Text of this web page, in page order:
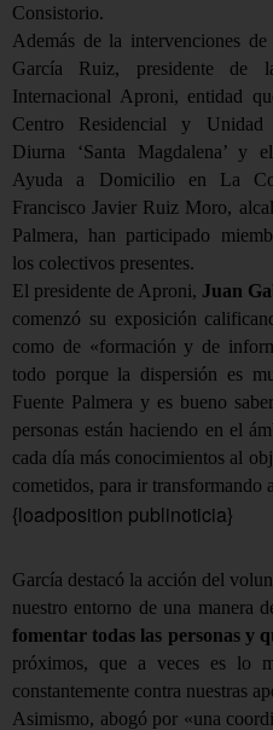
Consistorio.
Además de la intervenciones
García Ruiz, presidente de
Internacional Aproni, entidad
Centro Residencial y Unidad
Diurna ‘Santa Magdalena’ y
Ayuda a Domicilio en La
Francisco Javier Ruiz Moro,
Palmera, han participado
los colectivos presentes.
El presidente de Aproni, Juan
comenzó su exposición
como de «formación y de
todo porque la dispersión es
Fuente Palmera y es bueno
personas están haciendo en el
cada día más conocimientos al
cometidos, para ir
{loadposition publinoticia}
García destacó la acción del
nuestro entorno de una manera
fomentar todas las personas y
próximos, que a veces es lo
constantemente contra nuestras
Asimismo, abogó por «una